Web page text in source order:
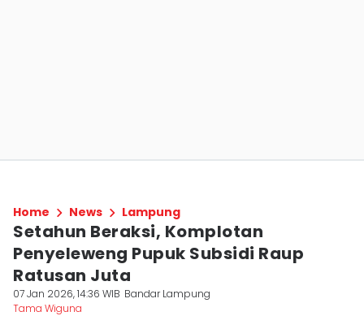
Home News Lampung
Setahun Beraksi, Komplotan
Penyeleweng Pupuk Subsidi Raup
Ratusan Juta
07 Jan 2026, 14:36 WIB Bandar Lampung
Tama Wiguna